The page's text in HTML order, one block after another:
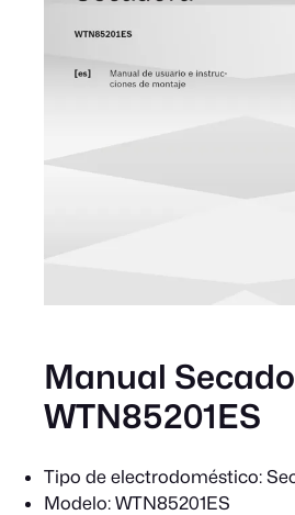
Manual
WTN85201ES
Tipo de electrodoméstico:
Modelo: WTN85201ES